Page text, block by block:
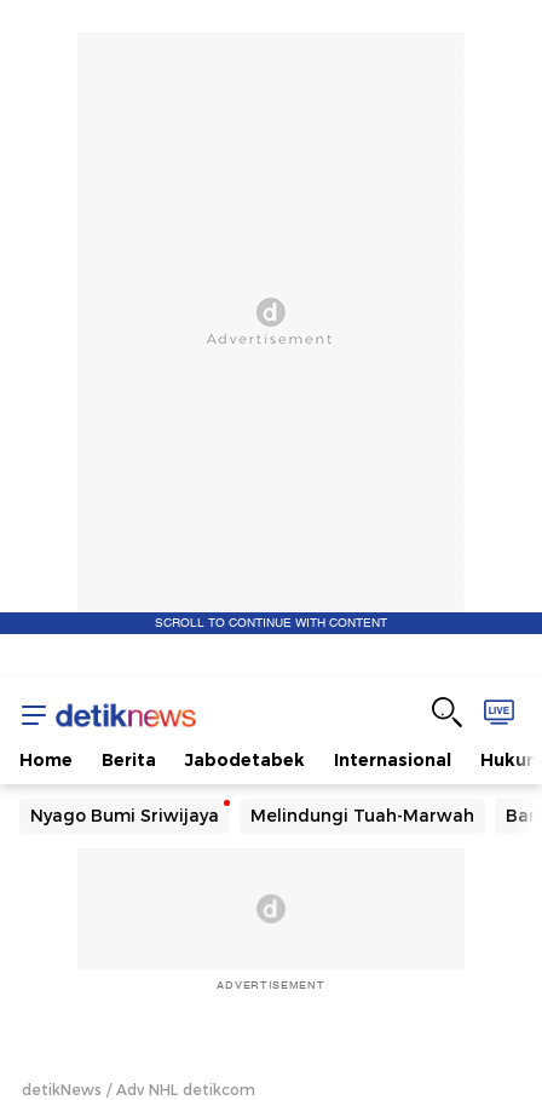
SCROLL TO CONTINUE WITH CONTENT
Home Berita Jabodetabek Internasional Hukum
Nyago Bumi Sriwijaya Melindungi Tuah-Marwah
ADVERTISEMENT
detikNews Adv NHL detikcom